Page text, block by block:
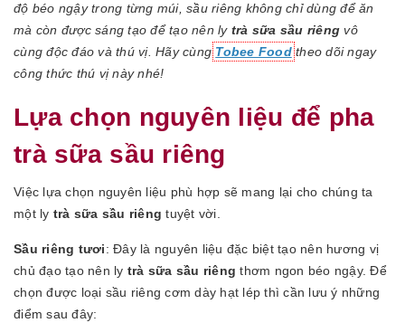
độ béo ngậy trong từng múi, sầu riêng không chỉ dùng để ăn
mà còn được sáng tạo để tạo nên ly trà sữa sầu riêngvô
cùng độc đáo và thú vị. Hãy cùngTobee Foodtheo dõi ngay
công thức thú vị này nhé!
Lựa chọn nguyên liệu để pha
trà sữa sầu riêng
Việc lựa chọn nguyên liệu phù hợp sẽ mang lại cho chúng ta
một ly trà sữa sầu riêng tuyệt vời.
Sầu riêng tươi: Đây là nguyên liệu đặc biệt tạo nên hương vị
chủ đạo tạo nên ly trà sữa sầu riêng thơm ngon béo ngậy. Để
chọn được loại sầu riêng cơm dày hạt lép thì cần lưu ý những
điểm sau đây: